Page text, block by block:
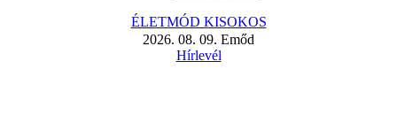
ÉLETMÓD KISOKOS
2026. 08. 09. Emőd
Hírlevél